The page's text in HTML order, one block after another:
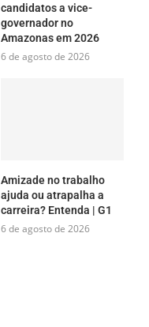
candidatos a vice-
governador no
Amazonas em 2026
6 de agosto de 2026
Amizade no trabalho
ajuda ou atrapalha a
carreira? Entenda | G1
6 de agosto de 2026